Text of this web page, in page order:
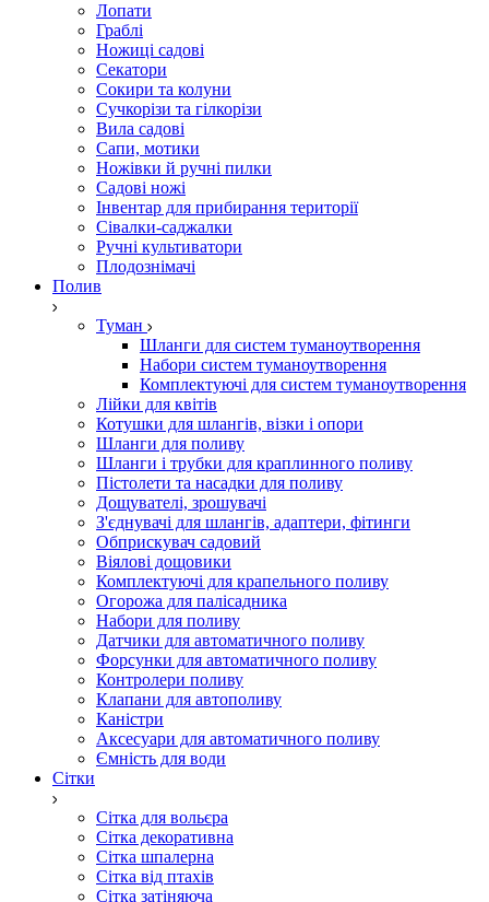
Лопати
Граблі
Ножиці садові
Секатори
Сокири та колуни
Сучкорізи та гілкорізи
Вила садові
Сапи, мотики
Ножівки й ручні пилки
Садові ножі
Інвентар для прибирання території
Сівалки-саджалки
Ручні культиватори
Плодознімачі
Полив
Туман
Шланги для систем туманоутворення
Набори систем туманоутворення
Комплектуючі для систем туманоутворення
Лійки для квітів
Котушки для шлангів, візки і опори
Шланги для поливу
Шланги і трубки для краплинного поливу
Пістолети та насадки для поливу
Дощувателі, зрошувачі
З'єднувачі для шлангів, адаптери, фітинги
Обприскувач садовий
Віялові дощовики
Комплектуючі для крапельного поливу
Огорожа для палісадника
Набори для поливу
Датчики для автоматичного поливу
Форсунки для автоматичного поливу
Контролери поливу
Клапани для автополиву
Каністри
Аксесуари для автоматичного поливу
Ємність для води
Сітки
Сітка для вольєра
Сітка декоративна
Сітка шпалерна
Сітка від птахів
Сітка затіняюча